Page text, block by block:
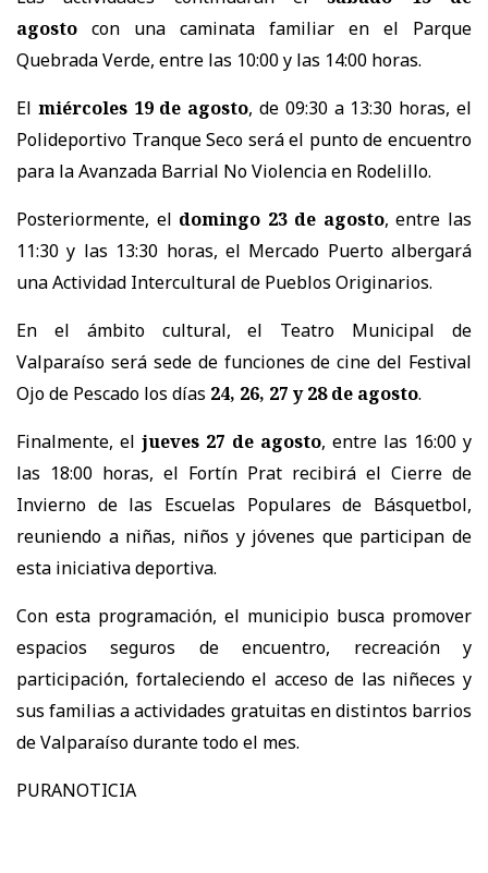
agosto con una caminata familiar en el Parque
Quebrada Verde, entre las 10:00 y las 14:00 horas.
El miércoles 19 de agosto, de 09:30 a 13:30 horas, el
Polideportivo Tranque Seco será el punto de encuentro
para la Avanzada Barrial No Violencia en Rodelillo.
Posteriormente, el domingo 23 de agosto, entre las
11:30 y las 13:30 horas, el Mercado Puerto albergará
una Actividad Intercultural de Pueblos Originarios.
En el ámbito cultural, el Teatro Municipal de
Valparaíso será sede de funciones de cine del Festival
Ojo de Pescado los días 24, 26, 27 y 28 de agosto.
Finalmente, el jueves 27 de agosto, entre las 16:00 y
las 18:00 horas, el Fortín Prat recibirá el Cierre de
Invierno de las Escuelas Populares de Básquetbol,
reuniendo a niñas, niños y jóvenes que participan de
esta iniciativa deportiva.
Con esta programación, el municipio busca promover
espacios seguros de encuentro, recreación y
participación, fortaleciendo el acceso de las niñeces y
sus familias a actividades gratuitas en distintos barrios
de Valparaíso durante todo el mes.
PURANOTICIA